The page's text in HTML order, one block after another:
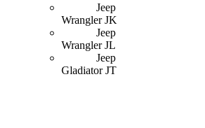
Jeep
Wrangler JK
Jeep
Wrangler JL
Jeep
Gladiator JT